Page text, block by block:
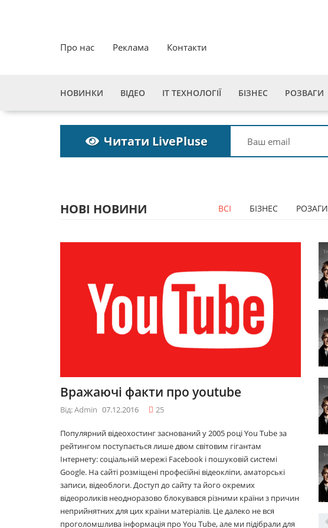
Про нас Реклама Контакти
НОВИНКИ ВІДЕО ІТ ТЕХНОЛОГІЇ БІЗНЕС РОЗВАГИ
Читати LivePluse
НОВІ НОВИНИ ВСІ БІЗНЕС РОЗАГИ
Вражаючі факти про youtube
Від: Admin 07.12.2016 25
Популярний відеохостинг заснований у 2005 році You Tube за
рейтингом поступається лише двом світовим гігантам
Інтернету: соціальній мережі Facebook і пошуковій системі
Google. На сайті розміщені професійні відеокліпи, аматорські
записи, відеоблоги. Доступ до сайту та його окремих
відеороликів неодноразово блокувався різними країни з причин
неприйнятних для цих країни матеріалів. Це далеко не вся
проголомшлива інформація про You Tube, але ми підібрали для
10 лайфхаків: як
легко прокидатися
вранці
2017році
29.11.2016
Топ 5 серіалів
08.06.2016
09.12.2016
10 лайфхаків: як
легко прокидатися
вранці
30.11.2016
2017році
Топ 5 серіалів
08.06.2016